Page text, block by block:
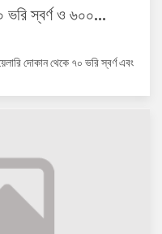
ভরি স্বর্ণ ও ৬০০...
দোকান থেকে ৭০ ভরি স্বর্ণ এবং